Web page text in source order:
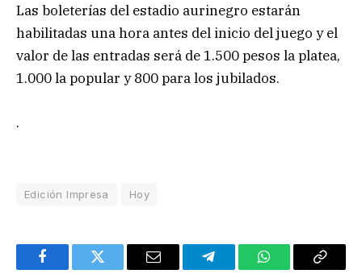
Las boleterías del estadio aurinegro estarán
habilitadas una hora antes del inicio del juego y el
valor de las entradas será de 1.500 pesos la platea,
1.000 la popular y 800 para los jubilados.
.
Edición Impresa Hoy
FacebookTwitter Email TelegramWhatsAppCopy